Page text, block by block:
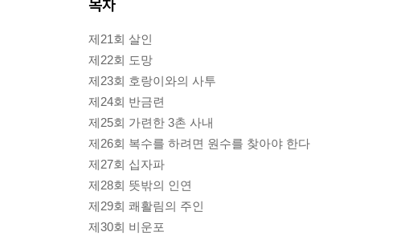
목차
제21회 살인
제22회 도망
제23회 호랑이와의 사투
제24회 반금련
제25회 가련한 3촌 사내
제26회 복수를 하려면 원수를 찾아야 한다
제27회 십자파
제28회 뜻밖의 인연
제29회 쾌활림의 주인
제30회 비운포